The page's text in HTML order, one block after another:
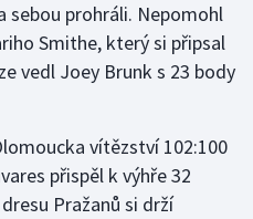
sebou prohráli. Nepomohl
Smithe, který si připsal
vedl Joey Brunk s 23 body
vítězství 102:100
přispěl k výhře 32
Pražanů si drží